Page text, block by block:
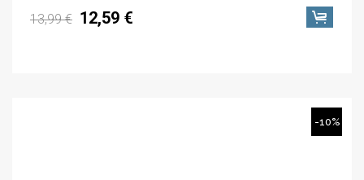
13,99 € 12,59 €
-10%